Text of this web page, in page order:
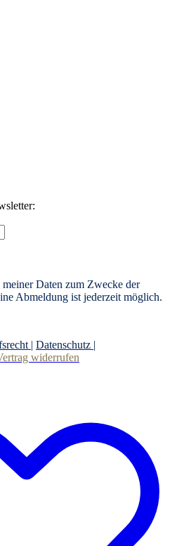
Daten zum Zwecke der
Abmeldung ist jederzeit möglich.
| Datenschutz |
widerrufen